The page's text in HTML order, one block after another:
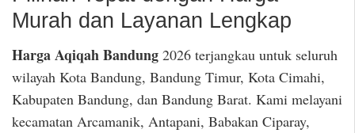
Murah dan Layanan Lengkap
Harga Aqiqah Bandung 2026 terjangkau untuk seluruh
wilayah Kota Bandung, Bandung Timur, Kota Cimahi,
Kabupaten Bandung, dan Bandung Barat. Kami melayani
kecamatan Arcamanik, Antapani, Babakan Ciparay,